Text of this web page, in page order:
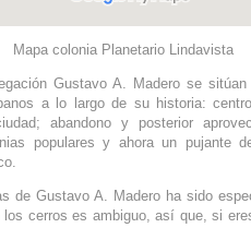
Mapa colonia Planetario Lindavista
Gustavo A. Madero se
a lo largo de su historia:
abandono y posterior
populares y ahora un pujante
de Gustavo A. Madero ha sido
cerros es ambiguo, así que, si